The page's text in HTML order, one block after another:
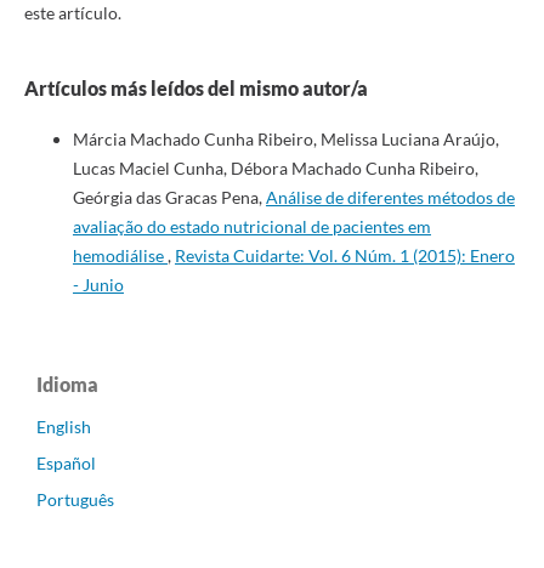
este artículo.
Artículos más leídos del mismo autor/a
Márcia Machado Cunha Ribeiro, Melissa Luciana Araújo,
Lucas Maciel Cunha, Débora Machado Cunha Ribeiro,
Geórgia das Gracas Pena,Análise de diferentes métodos de
avaliação do estado nutricional de pacientes em
hemodiálise, Revista Cuidarte: Vol. 6 Núm. 1 (2015): Enero
- Junio
Idioma
English
Español
Português